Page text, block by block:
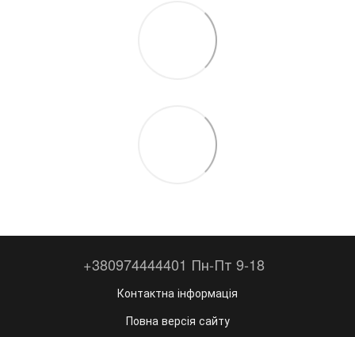
+380974444401 Пн-Пт 9-18
Контактна інформація
Повна версія сайту